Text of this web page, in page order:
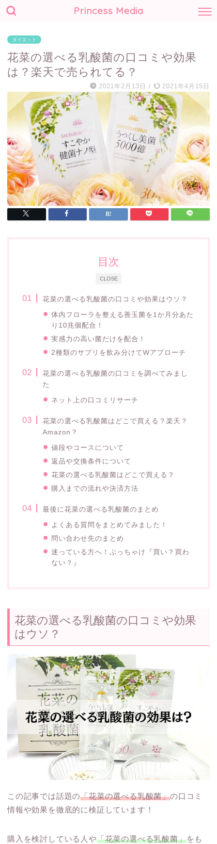
Princess Media
ダイエット
花菜の選べる乳酸菌の口コミや効果
は？楽天で売られてる？
2021年2月13日 / 2021年4月15日
CLOSE
目次
花菜の選べる乳酸菌の口コミや効果はウソ？
体内フローラを整える善玉菌を1か月分あた
り10兆個配合！
実感力の高い菌だけを配合！
2種類のサプリを飲み分けてWアプローチ
花菜の選べる乳酸菌の口コミを調べてみまし
た
ネット上の口コミリサーチ
花菜の選べる乳酸菌はどこで買える？楽天？
Amazon？
値段やコースについて
返品や交換条件について
花菜の選べる乳酸菌はどこで買える？
購入までの流れや決済方法
最後に花菜の選べる乳酸菌のまとめ
よくある質問をまとめてみました！
問い合わせ先のまとめ
迷っている方へ！ぶっちゃけ『買い？買わ
ない？』
花菜の選べる乳酸菌の口コミや効果
はウソ？
この記事では話題の「花菜の選べる乳酸菌」の口コミ
情報や効果を徹底的に検証しています！
購入を検討している人や「花菜の選べる乳酸菌」をも